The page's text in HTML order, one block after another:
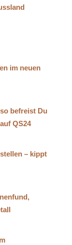
im neuen
befreist Du
QS24
– kippt